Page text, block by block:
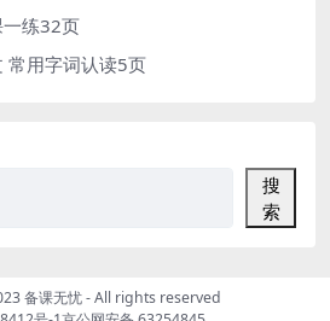
练32页
常用字词认读5页
搜
索
备课无忧- All rights reserved